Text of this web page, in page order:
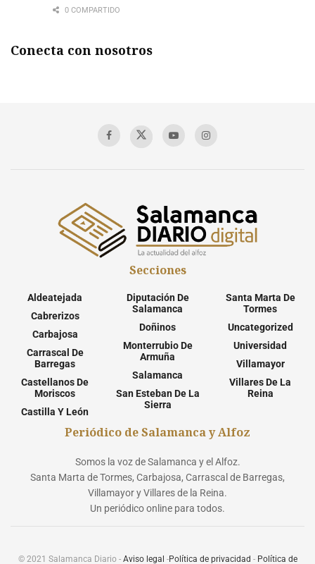
0 COMPARTIDO
Conecta con nosotros
Secciones
Aldeatejada
Cabrerizos
Carbajosa
Carrascal De
Barregas
Castellanos De
Moriscos
Castilla Y León
Diputación De
Salamanca
Doñinos
Monterrubio De
Armuña
Salamanca
San Esteban De La
Sierra
Santa Marta De
Tormes
Uncategorized
Universidad
Villamayor
Villares De La
Reina
Periódico de Salamanca y Alfoz
Somos la voz de Salamanca y el Alfoz.
Santa Marta de Tormes, Carbajosa, Carrascal de Barregas,
Villamayor y Villares de la Reina.
Un periódico online para todos.
© 2021 Salamanca Diario - Aviso legal -Política de privacidad - Política de